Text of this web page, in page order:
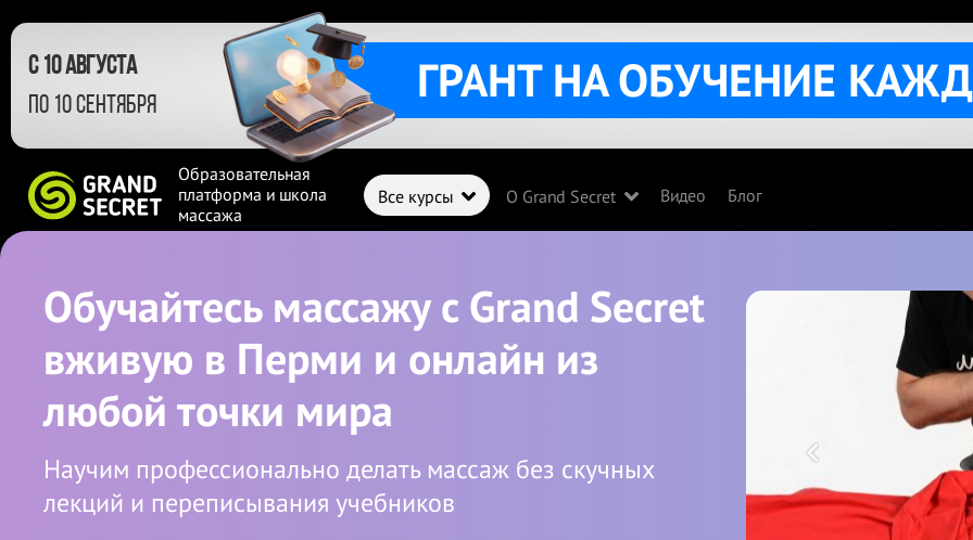
с 10 августа
по 10 сентября
ГРАНТ НА ОБУЧЕНИЕ
Образовательная
платформа и школа
массажа
Все курсы О Grand Secret Видео Блог
Обучайтесь массажу с Grand Secret
вживую в Перми и онлайн из
любой точки мира
Научим профессионально делать массаж без скучных
лекций и переписывания учебников